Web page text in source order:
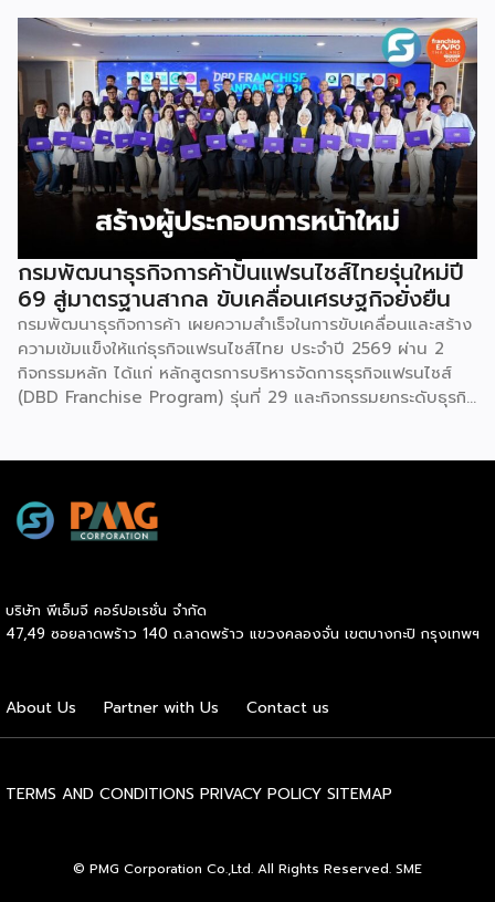
รวมกว่า 250 บูธ บนพื้นที่ 15,000 ตารางเมตร หวังเป็นทาง
เลือกสร้างรายได้เพิ่มและพยุงเศรษฐกิจไทยให้ฟื้นตัว เสิร์ฟครบ
จบในงานด้วยสินเชื่อ และทำเลทองทั่วประเทศ พร้อมเสวนาให้
ความรู้โดยผู้ทรงคุณวุฒิคับคั่ง และกิจกรรมเจรจาจับคู่ธุรกิจทั้งใน
และต่างประเทศ งานจัดต่อเนื่องระหว่างวันที่ 6-9 สิงหาคมนี้ ที่
ฮอลล์ 6-8 อิมแพ็คเมืองทองธานี คาดเม็ดเงินสะพัดในงานราว
220 ล้านบาท นายพูนพงษ์ นัยนาภากรณ์ อธิบดีกรมพัฒนา
ธุรกิจการค้า กระทรวงพาณิชย์ กล่าวว่า งาน ” Franchise Expo
Thailand & Thailand E-Commerce Selection Expo
(TESE 2026) เป็นเวทีแสดงธุรกิจแฟรนไชส์และโซลูชั่นส์แบบครบ
วงจร […]
กรมพัฒนาธุรกิจการค้าปั้นแฟรนไชส์ไทยรุ่นใหม่ปี
69 สู่มาตรฐานสากล ขับเคลื่อนเศรษฐกิจยั่งยืน
กรมพัฒนาธุรกิจการค้า เผยความสำเร็จในการขับเคลื่อนและสร้าง
ความเข้มแข็งให้แก่ธุรกิจแฟรนไชส์ไทย ประจำปี 2569 ผ่าน 2
กิจกรรมหลัก ได้แก่ หลักสูตรการบริหารจัดการธุรกิจแฟรนไชส์
(DBD Franchise Program) รุ่นที่ 29 และกิจกรรมยกระดับธุรกิจ
กรมพัฒนาธุรกิจการค้า กระทรวงพาณิชย์ เปิดเผยภายหลังเป็น
ประธานมอบประกาศนียบัตรแก่ผู้ประกอบการแฟรนไชส์ใน 2
กิจกรรมแรกเป็นการอบรมหลักสูตรการบริหารจัดการธุรกิจแฟรน
ไชส์ (DBD Franchise Program: DBD-FP) รุ่นที่ 29 ซึ่งเป็น
คุณวุฒิจากภาครัฐ ภาคเอกชน และสถาบันการศึกษา ที่มาร่วมบ่ม
เพาะความรู้เชิงปฏิบัติการให้แก่ผู้ประกอบธุรกิจแฟรนไชส์อย่างเข้ม
บริษัท พีเอ็มจี คอร์ปอเรชั่น จำกัด
47,49 ซอยลาดพร้าว 140 ถ.ลาดพร้าว แขวงคลองจั่น เขตบางกะปิ กรุงเทพฯ
About Us Partner with Us Contact us
TERMS AND CONDITIONS PRIVACY POLICY SITEMAP
© PMG Corporation Co.,Ltd. All Rights Reserved. SME